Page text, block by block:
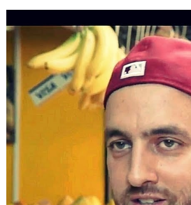
internacionales a Perú han crecido un cinco
2013. El turismo en Perú ha estado bien
gastronomía del país, las maravillas
opciones de aventura. El promotor
aumento al